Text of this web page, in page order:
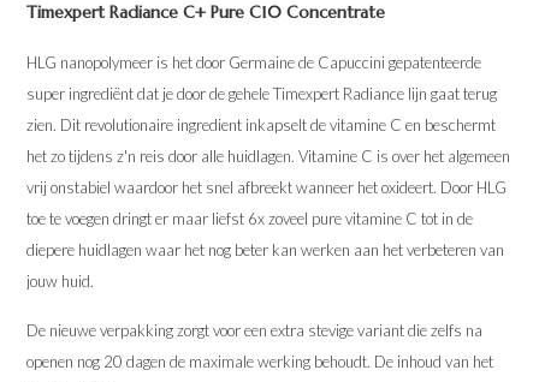
Timexpert Radiance C+ Pure C10 Concentrate
HLG nanopolymeer is het door Germaine de Capuccini gepatenteerde
super ingrediënt dat je door de gehele Timexpert Radiance lijn gaat terug
zien. Dit revolutionaire ingredient inkapselt de vitamine C en beschermt
het zo tijdens z'n reis door alle huidlagen. Vitamine C is over het algemeen
vrij onstabiel waardoor het snel afbreekt wanneer het oxideert. Door HLG
toe te voegen dringt er maar liefst 6x zoveel pure vitamine C tot in de
diepere huidlagen waar het nog beter kan werken aan het verbeteren van
jouw huid.
De nieuwe verpakking zorgt voor een extra stevige variant die zelfs na
openen nog 20 dagen de maximale werking behoudt. De inhoud van het